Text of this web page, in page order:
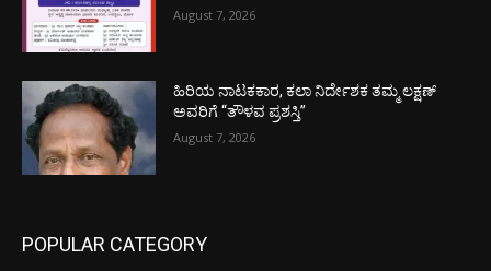
August 7, 2026
ಹಿರಿಯ ನಾಟಕಕಾರ, ಕಲಾ ನಿರ್ದೇಶಕ ತಮ್ಮ ಲಕ್ಷಣ್
ಅವರಿಗೆ “ತೌಳವ ಪ್ರಶಸ್ತಿ”
August 7, 2026
POPULAR CATEGORY